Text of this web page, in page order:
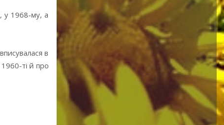
у 1968-му, а
в
ті й про